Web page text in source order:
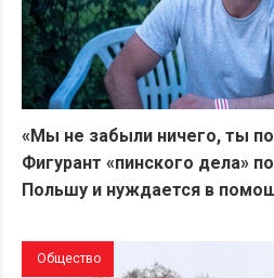
«Мы не забыли ничего, ты
Фигурант «пинского дела»
Польшу и нуждается в
Общество